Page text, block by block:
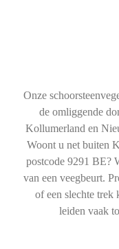
Onze
de omliggende
Kollumerland en
Woont u net buiten
postcode 9291 BE?
van een veegbeurt.
of een slechte trek
leiden vaak